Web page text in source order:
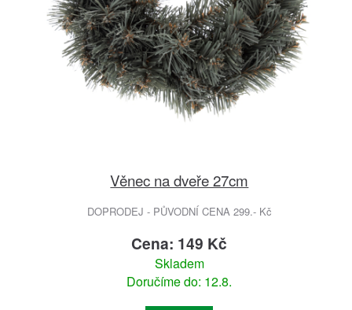
Věnec na dveře 27cm
DOPRODEJ - PŮVODNÍ CENA 299.- Kč
Cena: 149 Kč
Skladem
Doručíme do: 12.8.